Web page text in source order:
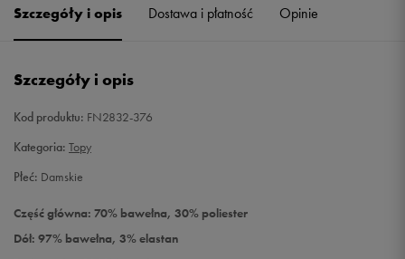
Szczegóły i opis Dostawa i płatność Opinie
Szczegóły i opis
Kod produktu: FN2832-376
Kategoria: Topy
Płeć: Damskie
Część główna: 70% bawełna, 30% poliester
Dół: 97% bawełna, 3% elastan